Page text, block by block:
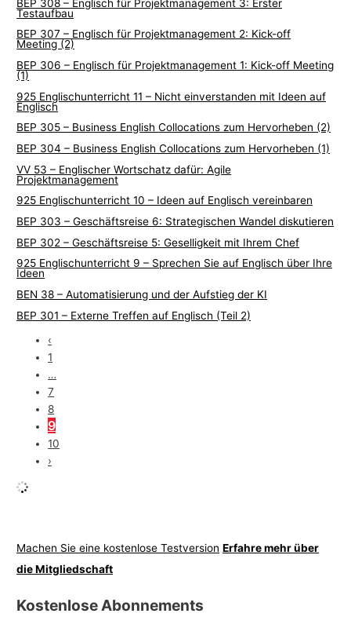
BEP 308 – Englisch für Projektmanagement 3: Erster
Testaufbau
BEP 307 – Englisch für Projektmanagement 2: Kick-off
Meeting (2)
BEP 306 – Englisch für Projektmanagement 1: Kick-off Meeting
(1)
925 Englischunterricht 11 – Nicht einverstanden mit Ideen auf
Englisch
BEP 305 – Business English Collocations zum Hervorheben (2)
BEP 304 – Business English Collocations zum Hervorheben (1)
VV 53 – Englischer Wortschatz dafür: Agile
Projektmanagement
925 Englischunterricht 10 – Ideen auf Englisch vereinbaren
BEP 303 – Geschäftsreise 6: Strategischen Wandel diskutieren
BEP 302 – Geschäftsreise 5: Geselligkeit mit Ihrem Chef
925 Englischunterricht 9 – Sprechen Sie auf Englisch über Ihre
Ideen
BEN 38 – Automatisierung und der Aufstieg der KI
BEP 301 – Externe Treffen auf Englisch (Teil 2)
‹
1
…
7
8
9
10
›
Machen Sie eine kostenlose Testversion Erfahre mehr über
die Mitgliedschaft
Kostenlose Abonnements